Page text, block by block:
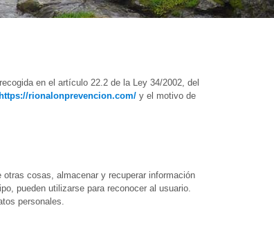
en el artículo 22.2 de la Ley 34/2002, del
rionalonprevencion.com/ y el motivo de
cosas, almacenar y recuperar información
pueden utilizarse para reconocer al usuario.
personales.